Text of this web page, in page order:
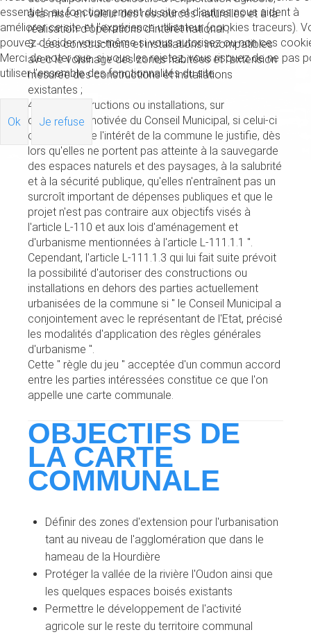
à la mise en valeur des ressources naturelles et à la
réalisation d'opérations d'intérêt national ;
3 - Les constructions et installations incompatibles
avec le voisinage des zones habitées et l'extension
mesurée des constructions et installations
existantes ;
4 - Les constructions ou installations, sur
délibération motivée du Conseil Municipal, si celui-ci
considère que l'intérêt de la commune le justifie, dès
lors qu'elles ne portent pas atteinte à la sauvegarde
des espaces naturels et des paysages, à la salubrité
et à la sécurité publique, qu'elles n'entraînent pas un
surcroît important de dépenses publiques et que le
projet n'est pas contraire aux objectifs visés à
l'article L-110 et aux lois d'aménagement et
d'urbanisme mentionnées à l'article L-111.1.1 ".
Cependant, l'article L-111.1.3 qui lui fait suite prévoit
la possibilité d'autoriser des constructions ou
installations en dehors des parties actuellement
urbanisées de la commune si " le Conseil Municipal a
conjointement avec le représentant de l'Etat, précisé
les modalités d'application des règles générales
d'urbanisme ".
Cette " règle du jeu " acceptée d'un commun accord
entre les parties intéressées constitue ce que l'on
appelle une carte communale.
OBJECTIFS DE
LA CARTE
COMMUNALE
Définir des zones d'extension pour l'urbanisation
tant au niveau de l'agglomération que dans le
hameau de la Hourdière
Protéger la vallée de la rivière l'Oudon ainsi que
les quelques espaces boisés existants
Permettre le développement de l'activité
agricole sur le reste du territoire communal
essentiels au fonctionnement du site et d’autres nous aident à
améliorer ce site et l’expérience utilisateur (cookies traceurs).
pouvez décider vous-même si vous autorisez ou non ces
Merci de noter que, si vous les rejetez, vous risquez de ne pas
utiliser l’ensemble des fonctionnalités du site.
Ok Je refuse